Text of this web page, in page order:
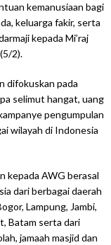
kemanusiaan bagi
keluarga fakir, serta
kepada Mi’raj
2).
difokuskan pada
selimut hangat, uang
pengumpulan
wilayah di Indonesia
kepada AWG berasal
dari berbagai daerah
Lampung, Jambi,
Batam serta dari
jamaah masjid dan